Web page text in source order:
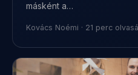
másként a…
Kovács Noémi · 21 perc